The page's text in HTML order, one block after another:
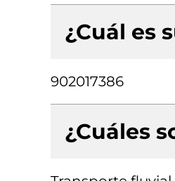
¿Cuál es
902017386
¿Cuáles